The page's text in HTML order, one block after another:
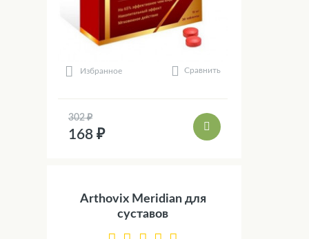
Избранное Сравнить
302 ₽
168 ₽
Arthovix Meridian для
суставов